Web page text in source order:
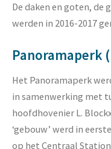
De daken en goten, de
werden in 2016-2017
Panoramaperk
Het Panoramaperk
in samenwerking met
hoofdhovenier L.
‘gebouw’ werd in
op het Centraal